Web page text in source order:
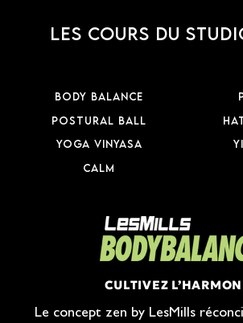
LES COURS DU
BODY BALANCE
POSTURAL BALL
YOGA VINYASA
CALM
CULTIVEZ
Le concept zen by LesMills